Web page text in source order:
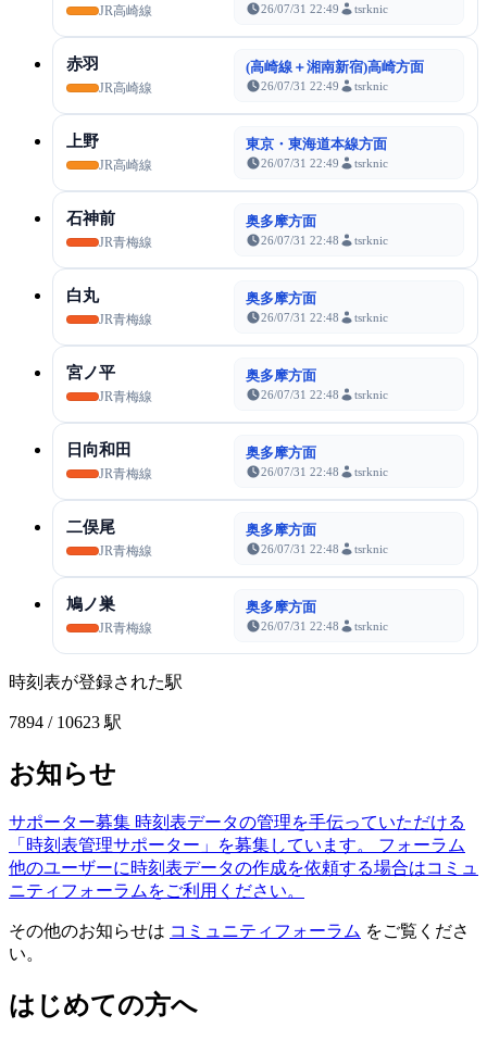
JR高崎線 26/07/31 22:49 tsrknic
赤羽
JR高崎線
(高崎線＋湘南新宿)高崎方面
26/07/31 22:49 tsrknic
上野
JR高崎線
東京・東海道本線方面
26/07/31 22:49 tsrknic
石神前
JR青梅線
奥多摩方面
26/07/31 22:48 tsrknic
白丸
JR青梅線
奥多摩方面
26/07/31 22:48 tsrknic
宮ノ平
JR青梅線
奥多摩方面
26/07/31 22:48 tsrknic
日向和田
JR青梅線
奥多摩方面
26/07/31 22:48 tsrknic
二俣尾
JR青梅線
奥多摩方面
26/07/31 22:48 tsrknic
鳩ノ巣
JR青梅線
奥多摩方面
26/07/31 22:48 tsrknic
時刻表が登録された駅
7894 / 10623 駅
お知らせ
サポーター募集 時刻表データの管理を手伝っていただける
「時刻表管理サポーター」を募集しています。
フォーラム
他のユーザーに時刻表データの作成を依頼する場合はコミュ
ニティフォーラムをご利用ください。
その他のお知らせは コミュニティフォーラム をご覧くださ
い。
はじめての方へ